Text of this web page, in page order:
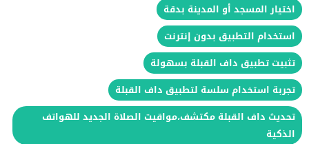
اختيار المسجد أو المدينة بدقة
استخدام التطبيق بدون إنترنت
تثبيت تطبيق داف القبلة بسهولة
تجربة استخدام سلسة لتطبيق داف القبلة
تحديث داف القبلة مكتشف،مواقيت الصلاة الجديد للهواتف
الذكية